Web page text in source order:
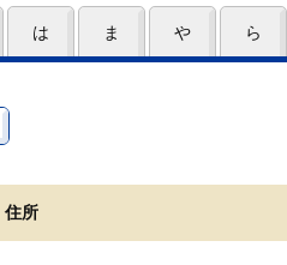
は ま や ら
住所